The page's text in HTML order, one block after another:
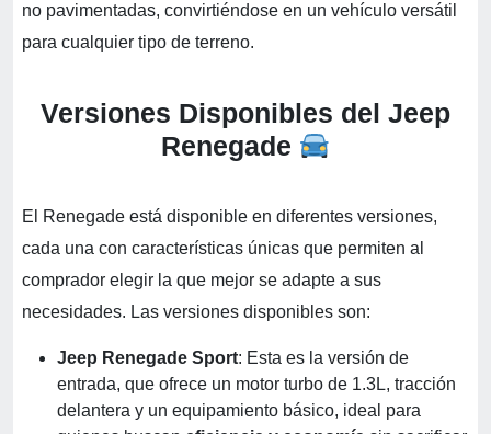
no pavimentadas, convirtiéndose en un vehículo versátil
para cualquier tipo de terreno.
Versiones Disponibles del Jeep
Renegade
El Renegade está disponible en diferentes versiones,
cada una con características únicas que permiten al
comprador elegir la que mejor se adapte a sus
necesidades. Las versiones disponibles son:
Jeep Renegade Sport: Esta es la versión de
entrada, que ofrece un motor turbo de 1.3L, tracción
delantera y un equipamiento básico, ideal para